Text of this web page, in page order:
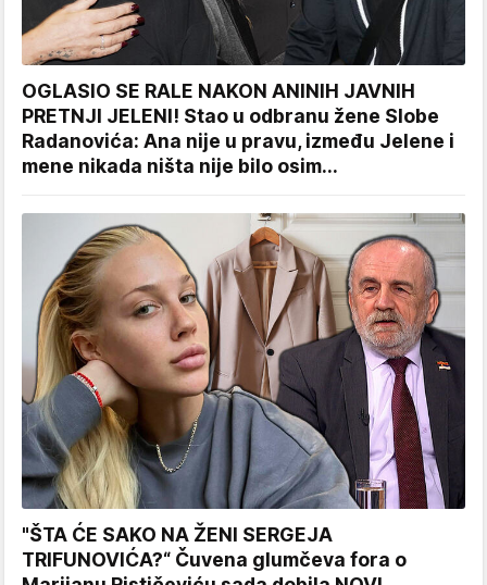
OGLASIO SE RALE NAKON ANINIH JAVNIH
PRETNJI JELENI! Stao u odbranu žene Slobe
Radanovića: Ana nije u pravu, između Jelene i
mene nikada ništa nije bilo osim...
"ŠTA ĆE SAKO NA ŽENI SERGEJA
TRIFUNOVIĆA?“ Čuvena glumčeva fora o